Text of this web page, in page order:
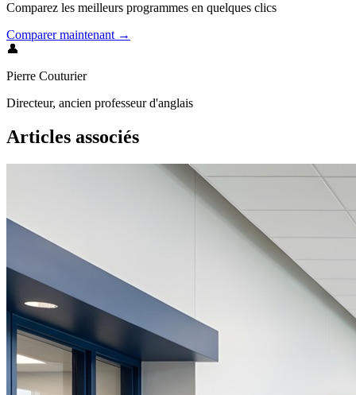
Comparez les meilleurs programmes en quelques clics
Comparer maintenant →
👤
Pierre Couturier
Directeur, ancien professeur d'anglais
Articles associés